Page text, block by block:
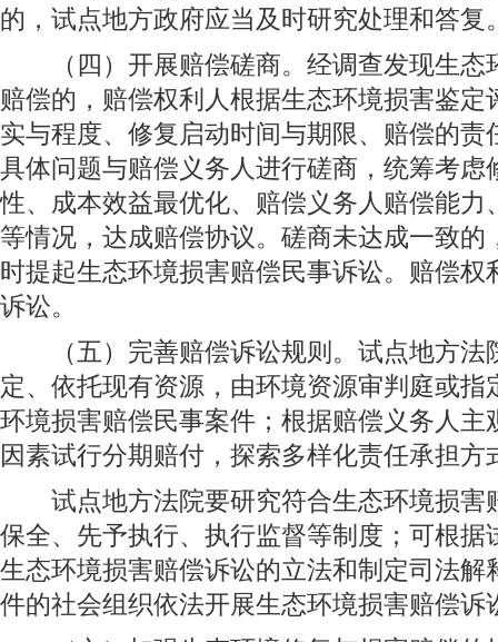
的，试点地方政府应当及时研究处理和答复
（四）开展赔偿磋商。经调查发现生态
赔偿的，赔偿权利人根据生态环境损害鉴定
实与程度、修复启动时间与期限、赔偿的责
具体问题与赔偿义务人进行磋商，统筹考虑
性、成本效益最优化、赔偿义务人赔偿能力
等情况，达成赔偿协议。磋商未达成一致的
时提起生态环境损害赔偿民事诉讼。赔偿权
诉讼。
（五）完善赔偿诉讼规则。试点地方法
定、依托现有资源，由环境资源审判庭或指
环境损害赔偿民事案件；根据赔偿义务人主
因素试行分期赔付，探索多样化责任承担方
试点地方法院要研究符合生态环境损害
保全、先予执行、执行监督等制度；可根据
生态环境损害赔偿诉讼的立法和制定司法解
件的社会组织依法开展生态环境损害赔偿诉